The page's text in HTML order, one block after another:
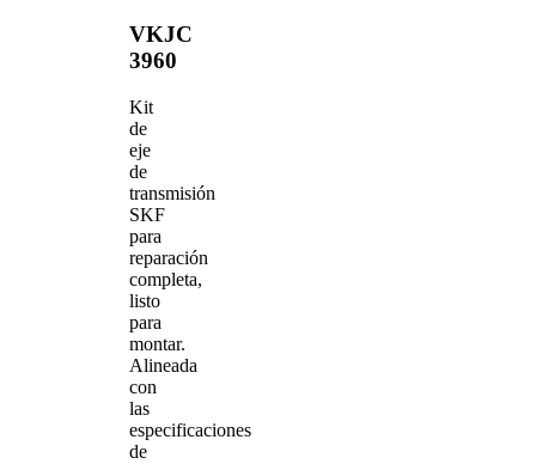
VKJC
3960
Kit
de
eje
de
transmisión
SKF
para
reparación
completa,
listo
para
montar.
Alineada
con
las
especificaciones
de